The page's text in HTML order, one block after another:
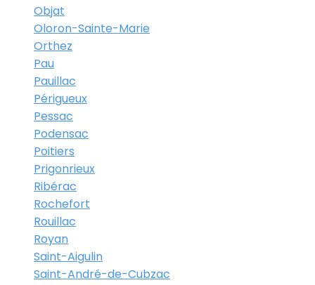
Objat
Oloron-Sainte-Marie
Orthez
Pau
Pauillac
Périgueux
Pessac
Podensac
Poitiers
Prigonrieux
Ribérac
Rochefort
Rouillac
Royan
Saint-Aigulin
Saint-André-de-Cubzac